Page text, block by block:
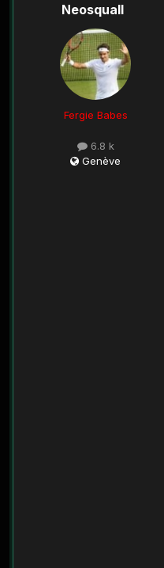
Neosquall
Fergie Babes
6.8 k
Genève